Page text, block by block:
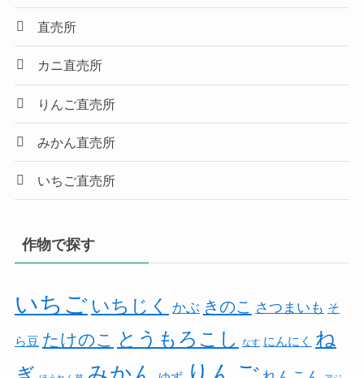
直売所
カニ直売所
りんご直売所
みかん直売所
いちご直売所
作物で探す
いちご いちじく かぶ きのこ さつまいも そ
ら豆 たけのこ とうもろこし なす にんにく ね